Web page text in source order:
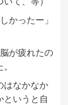
かったー」
が疲れたの
はなかなか
というと自